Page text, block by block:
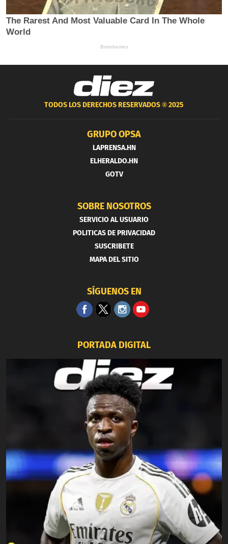
TODOS LOS DERECHOS RESERVADOS ®2025
GRUPO OPSA
LAPRENSA.HN
ELHERALDO.HN
GOTV
SOBRE NOSOTROS
SERVICIO AL USUARIO
POLITICAS DE PRIVACIDAD
SUSCRIBETE
MAPA DEL SITIO
SÍGUENOS EN
PORTADA DIGITAL